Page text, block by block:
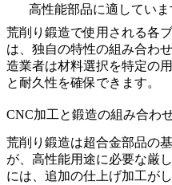
高性能部品に適していま
荒削り鍛造で使用される各
は、独自の特性の組み合わ
造業者は材料選択を特定の
と耐久性を確保できます。
CNC加工と鍛造の組み合わ
荒削り鍛造は超合金部品の
が、高性能用途に必要な厳
には、追加の仕上げ加工が